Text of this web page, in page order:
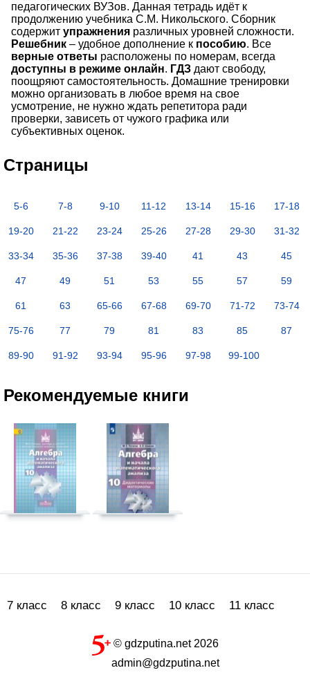
педагогических ВУЗов. Данная тетрадь идёт к
продолжению учебника С.М. Никольского. Сборник
содержит упражнения различных уровней сложности.
Решебник – удобное дополнение к пособию. Все
верные ответы расположены по номерам, всегда
доступны в режиме онлайн. ГДЗ дают свободу,
поощряют самостоятельность. Домашние тренировки
можно организовать в любое время на свое
усмотрение, не нужно ждать репетитора ради
проверки, зависеть от чужого графика или
субъективных оценок.
Страницы
5-6 7-8 9-10 11-12 13-14 15-16 17-18
19-20 21-22 23-24 25-26 27-28 29-30 31-32
33-34 35-36 37-38 39-40 41 43 45
47 49 51 53 55 57 59
61 63 65-66 67-68 69-70 71-72 73-74
75-76 77 79 81 83 85 87
89-90 91-92 93-94 95-96 97-98 99-100
Рекомендуемые книги
7 класс 8 класс 9 класс 10 класс 11 класс
© gdzputina.net 2026
admin@gdzputina.net